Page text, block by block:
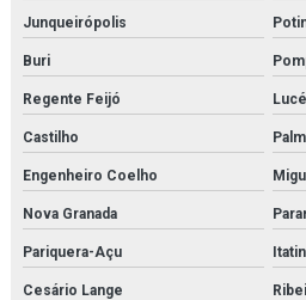
Junqueirópolis
Buri
Regente Feijó
Castilho
Engenheiro Coelho
Nova Granada
Pariquera-Açu
Cesário Lange